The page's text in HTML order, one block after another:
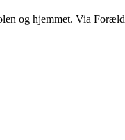
og hjemmet. Via